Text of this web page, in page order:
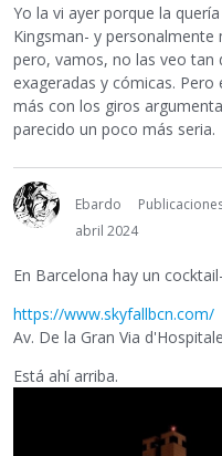
Yo la vi ayer porque la
Kingsman- y
pero, vamos, no las veo tan
exageradas y cómicas.
más con los giros
parecido un poco más seria.
Ebardo
abril 2024
En Barcelona hay un
https://www.skyfallbcn.com/
Av. De la Gran Via
Está ahí arriba.